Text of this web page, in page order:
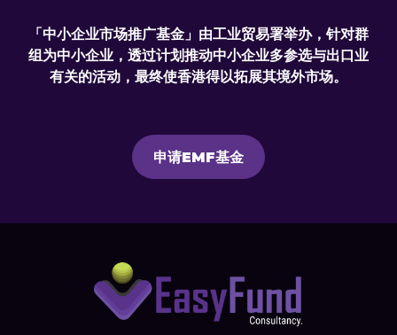
「中小企业市场推广基金」由工业贸易署举办，针对群
组为中小企业，透过计划推动中小企业多参选与出口业
有关的活动，最终使香港得以拓展其境外市场。
申请EMF基金